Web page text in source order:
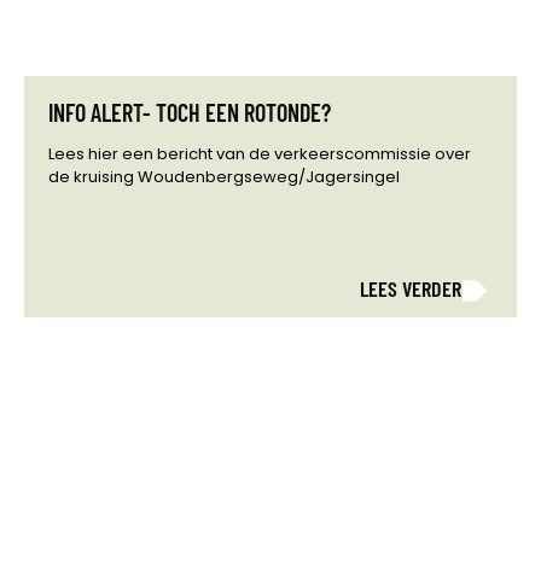
INFO ALERT- TOCH EEN ROTONDE?
Lees hier een bericht van de verkeerscommissie over
de kruising Woudenbergseweg/Jagersingel
LEES VERDER